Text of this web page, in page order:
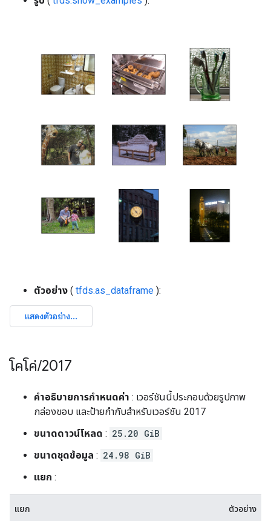
ตัวอย่าง ( tfds.as_dataframe ):
โคโค่/2017
คำอธิบายการกำหนดค่า : เวอร์ชันนี้ประกอบด้วยรูปภาพ
กล่องขอบ และป้ายกำกับสำหรับเวอร์ชัน 2017
ขนาดดาวน์โหลด : 25.20 GiB
ขนาดชุดข้อมูล : 24.98 GiB
แยก :
แยก ตัวอย่าง